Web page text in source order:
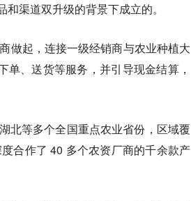
渠道双升级的背景下成立的。
做起，连接一级经销商与农业种植大
单、送货等服务，并引导现金结算，
北等多个全国重点农业省份，区域覆
合作了 40 多个农资厂商的千余款产